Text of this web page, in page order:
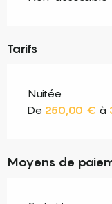
Tarifs
Nuitée
De 250,00 € à
Moyens de